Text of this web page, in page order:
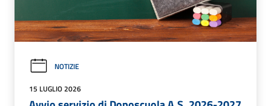
NOTIZIE
15 LUGLIO 2026